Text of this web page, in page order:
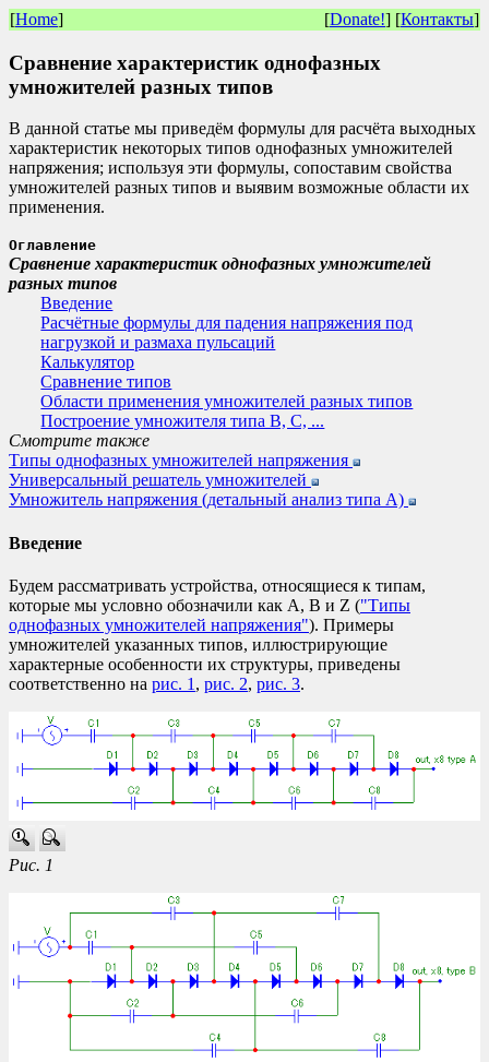
[Home] [Donate!] [Контакты]
Сравнение характеристик однофазных
умножителей разных типов
В данной статье мы приведём формулы для расчёта выходных
характеристик некоторых типов однофазных умножителей
напряжения; используя эти формулы, сопоставим свойства
умножителей разных типов и выявим возможные области их
применения.
Оглавление
Сравнение характеристик однофазных умножителей
разных типов
Введение
Расчётные формулы для падения напряжения под
нагрузкой и размаха пульсаций
Калькулятор
Сравнение типов
Области применения умножителей разных типов
Построение умножителя типа B, C, ...
Смотрите также
Типы однофазных умножителей напряжения
Универсальный решатель умножителей
Умножитель напряжения (детальный анализ типа A)
Введение
Будем рассматривать устройства, относящиеся к типам,
которые мы условно обозначили как A, B и Z ("Типы
однофазных умножителей напряжения"). Примеры
умножителей указанных типов, иллюстрирующие
характерные особенности их структуры, приведены
соответственно на рис. 1 , рис. 2, рис. 3.
Рис. 1